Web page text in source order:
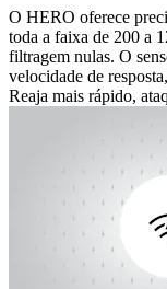
O HERO oferece
toda a faixa de 200 a
filtragem nulas. O
velocidade de
Reaja mais rápido,